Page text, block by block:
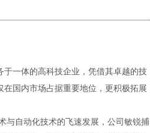
一体的高科技企业，凭借其卓越的技
国内市场占据重要地位，更积极拓展
与自动化技术的飞速发展，公司敏锐捕